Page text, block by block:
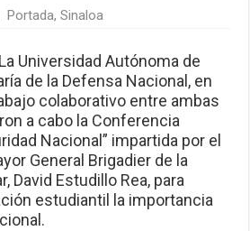
Portada,Sinaloa
Universidad Autónoma de
de la Defensa Nacional, en
colaborativo entre ambas
a cabo la Conferencia
Nacional” impartida por el
General Brigadier de la
David Estudillo Rea, para
estudiantil la importancia